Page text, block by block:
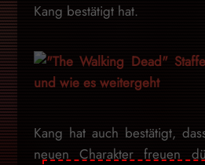
Kang bestätigt hat.
Kang hat auch bestätigt,
neuen Charakter freuen